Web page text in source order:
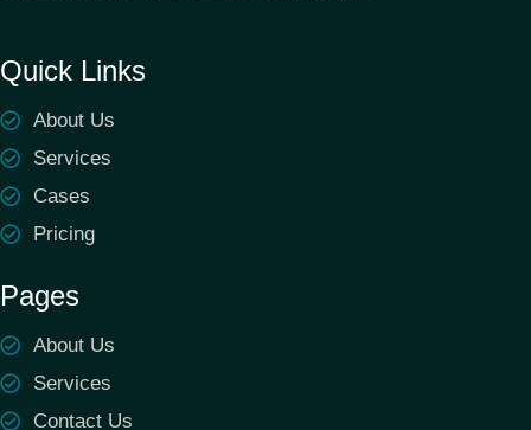
Quick Links
About Us
Services
Cases
Pricing
Pages
About Us
Services
Contact Us